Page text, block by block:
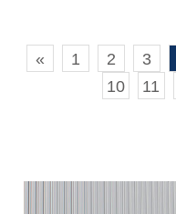
« 1 2 3
10
11